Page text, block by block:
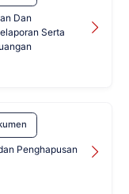
Dan
Serta
Penghapusan